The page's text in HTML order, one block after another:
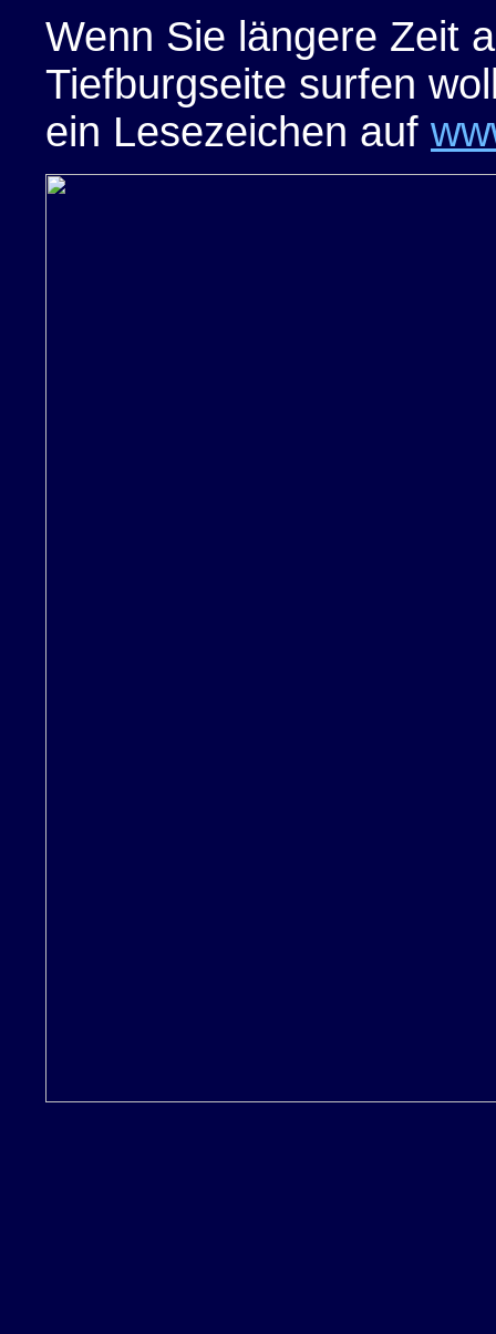
Wenn Sie längere Zeit
Tiefburgseite surfen
ein Lesezeichen auf